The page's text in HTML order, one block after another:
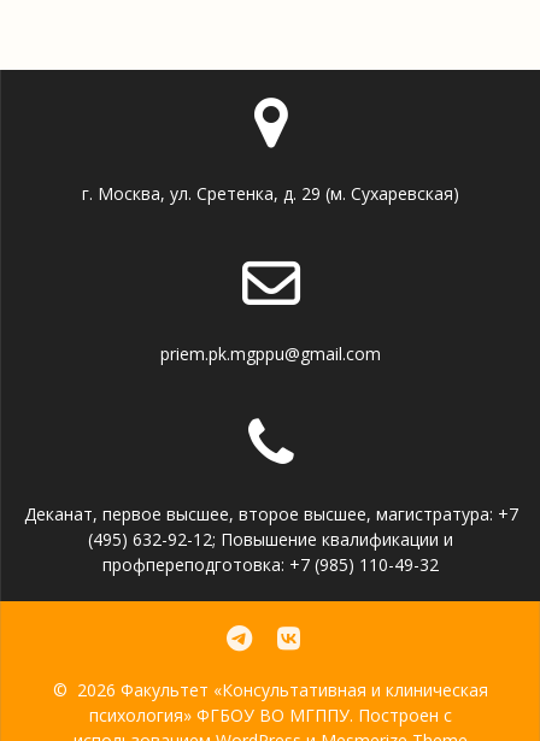
г. Москва, ул. Сретенка, д. 29 (м. Сухаревская)
priem.pk.mgppu@gmail.com
Деканат, первое высшее, второе высшее, магистратура: +7
(495) 632-92-12; Повышение квалификации и
профпереподготовка: +7 (985) 110-49-32
© 2026 Факультет «Консультативная и клиническая
психология» ФГБОУ ВО МГППУ. Построен с